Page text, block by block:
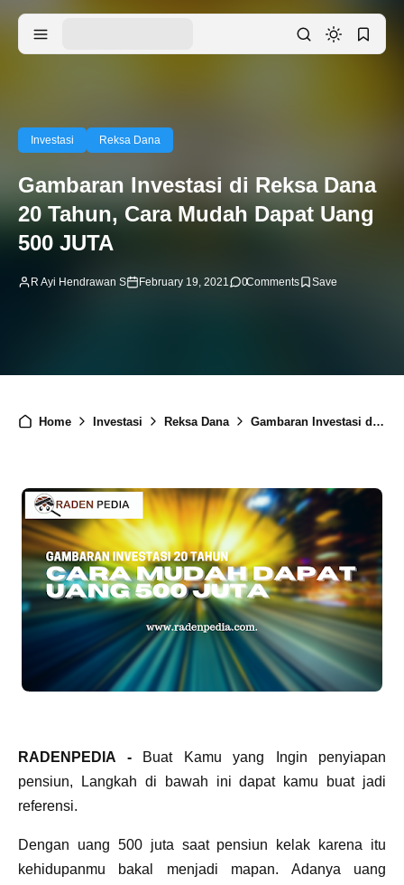
Investasi Reksa Dana
Gambaran Investasi di Reksa Dana
20 Tahun, Cara Mudah Dapat Uang
500 JUTA
R Ayi Hendrawan S February 19, 2021 0Comments
Home Investasi Reksa Dana Gambaran Investasi di Reksa Dana 20 Tahun, Cara Mudah Dapat Uang 500 JUTA
RADENPEDIA -
Buat Kamu yang Ingin penyiapan
pensiun, Langkah di bawah ini dapat kamu buat jadi
referensi.
Dengan uang 500 juta saat pensiun kelak karena itu
kehidupanmu bakal menjadi mapan. Adanya uang